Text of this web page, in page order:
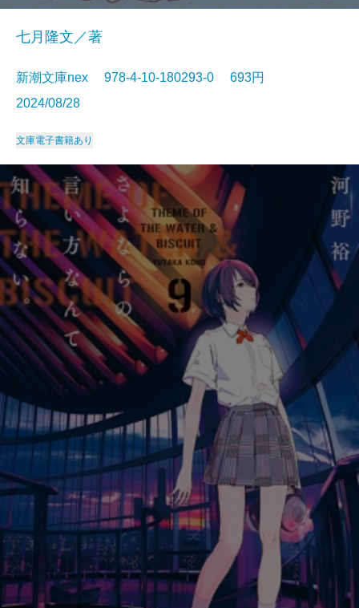
七月隆文／著
新潮文庫nex 978-4-10-180293-0 693円
2024/08/28
文庫電子書籍あり